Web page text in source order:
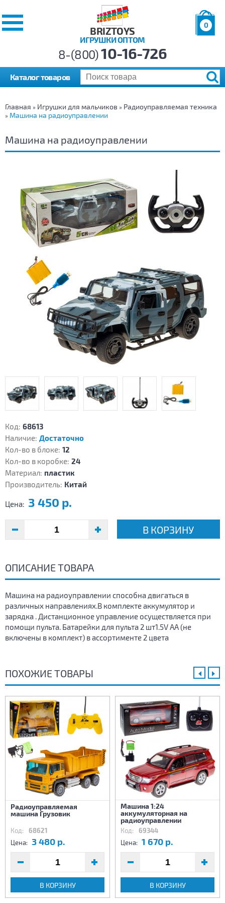
BRIZTOYS
ИГРУШКИ ОПТОМ
0
р.
8-(800)10-16-726
Каталог товаров
Главная » Игрушки для мальчиков » Радиоуправляемая техника
» Машина на радиоуправлении
Машина на радиоуправлении
Код: 68613
Наличие: Достаточно
Кол-во в блоке: 12
Кол-во в коробке: 24
Материал: пластик
Производитель: Китай
Цена: 3 450 р.
В КОРЗИНУ
ОПИСАНИЕ ТОВАРА
Машина на радиоуправлении способна двигаться в
различных направлениях.В комплекте аккумулятор и
зарядка . Дистанционное управление осуществляется при
помощи пульта. Батарейки для пульта 2 шт1.5V AA (не
включены в комплект) в ассортименте 2 цвета
ПОХОЖИЕ ТОВАРЫ
Радиоуправляемая
машина Грузовик
Код: 68621
Цена: 3 480 р.
В КОРЗИНУ
Машина 1:24
аккумуляторная на
радиоуправлении
Код: 69344
Цена: 1 670 р.
В КОРЗИНУ